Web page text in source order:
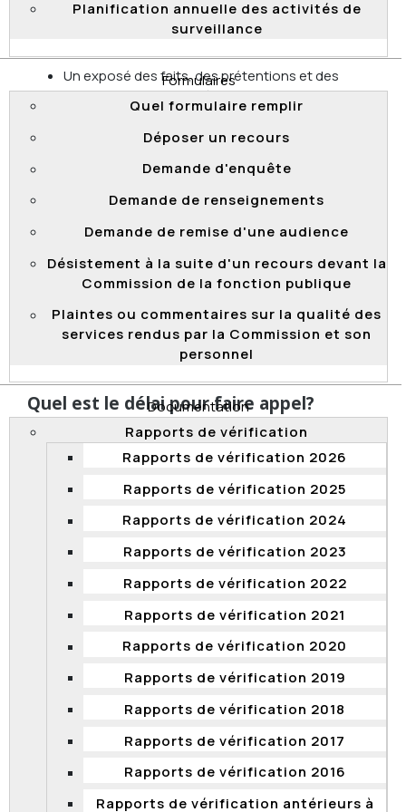
Planification annuelle des activités de
surveillance
Formulaires
Quel formulaire remplir
Déposer un recours
Demande d'enquête
Demande de renseignements
Demande de remise d'une audience
Désistement à la suite d'un recours devant la
Commission de la fonction publique
Plaintes ou commentaires sur la qualité des
services rendus par la Commission et son
personnel
Documentation
Rapports de vérification
Rapports de vérification 2026
Rapports de vérification 2025
Rapports de vérification 2024
Rapports de vérification 2023
Rapports de vérification 2022
Rapports de vérification 2021
Rapports de vérification 2020
Rapports de vérification 2019
Rapports de vérification 2018
Rapports de vérification 2017
Rapports de vérification 2016
Rapports de vérification antérieurs à
L'identification de la décision contestée ainsi
Un exposé des faits, des prétentions et des
conclusions recherchées.
Est-ce que les renseignements fournis
sont confidentiels?
Tous les renseignements fournis dans le cadre de
les a obtenus alors qu’elle siégeait à huis clos, ou s’ils
sont visés par une ordonnance interdisant ou
diffusion.
Quel est le délai pour faire appel?
La Commission doit recevoir votre appel dans les
jourssuivant la date de l’expédition de la décision que
vous voulez contester.
Dans le calcul du délai, tous les jours civils, y compris
les samedis, dimanches et jours fériés sont pris en
Haut de page
Quelles sont les règles de procédure?
Les règles de procédure sont prévues par le Règlement
sur la preuve et la procédure de la Commission de la
Que se passe-t-il si le ministère ou